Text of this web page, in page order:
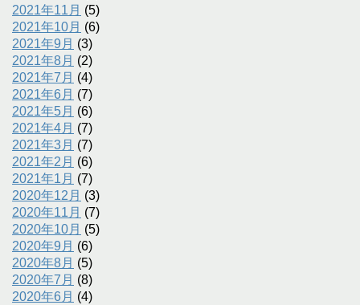
2021年11月 (5)
2021年10月 (6)
2021年9月 (3)
2021年8月 (2)
2021年7月 (4)
2021年6月 (7)
2021年5月 (6)
2021年4月 (7)
2021年3月 (7)
2021年2月 (6)
2021年1月 (7)
2020年12月 (3)
2020年11月 (7)
2020年10月 (5)
2020年9月 (6)
2020年8月 (5)
2020年7月 (8)
2020年6月 (4)